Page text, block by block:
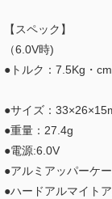
【スペック】
（6.0V時)
●トルク：7.5Kg・
●サイズ：
●重量：27.4g
●電源:6.0V
●アルミアッパーケ
●ハードアルマイト